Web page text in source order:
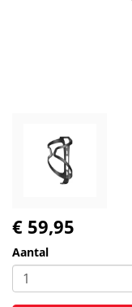
€ 59,95
Aantal